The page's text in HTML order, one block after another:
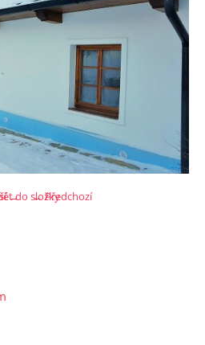
← Předchozí
→do složky